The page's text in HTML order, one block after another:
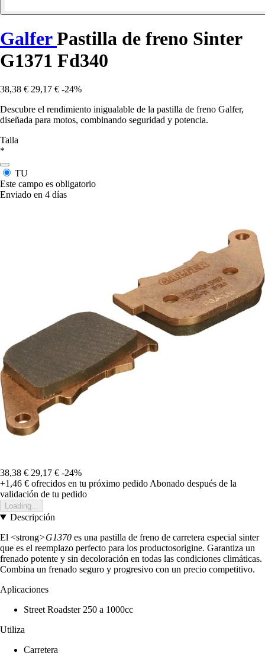
GalferPastilla de freno Sinter
G1371 Fd340
38,38 € 29,17 € -24%
Descubre el rendimiento inigualable de la pastilla de freno Galfer,
diseñada para motos, combinando seguridad y potencia.
Talla
*
TU
Este campo es obligatorio
Enviado en 4 días
38,38 € 29,17 € -24%
+1,46 € ofrecidos en tu próximo pedido Abonado después de la
validación de tu pedido
Loading...
Descripción
El <strong>G1370 es una pastilla de freno de carretera especial sinter
que es el reemplazo perfecto para los productosorigine. Garantiza un
frenado potente y sin decoloración en todas las condiciones climáticas.
Combina un frenado seguro y progresivo con un precio competitivo.
Aplicaciones
Street Roadster 250 a 1000cc
Utiliza
Carretera